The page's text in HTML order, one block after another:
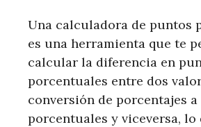
Una calculadora de puntos
es una herramienta que te
calcular la diferencia en
porcentuales entre dos
conversión de porcentajes
porcentuales y viceversa,